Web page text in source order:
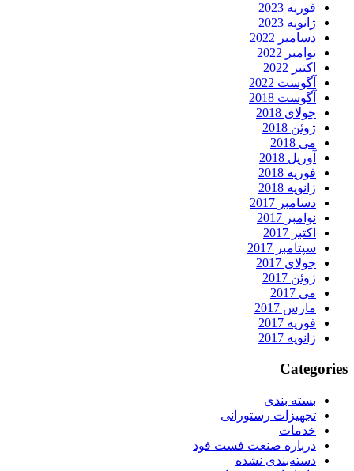
فوریه 2023
ژانویه 2023
دسامبر 2022
نوامبر 2022
اکتبر 2022
آگوست 2022
آگوست 2018
جولای 2018
ژوئن 2018
می 2018
آوریل 2018
فوریه 2018
ژانویه 2018
دسامبر 2017
نوامبر 2017
اکتبر 2017
سپتامبر 2017
جولای 2017
ژوئن 2017
می 2017
مارس 2017
فوریه 2017
ژانویه 2017
بسته بندی
تجهیزات رستورانی
خدمات
درباره صنعت فست فود
دسته‌بندی نشده